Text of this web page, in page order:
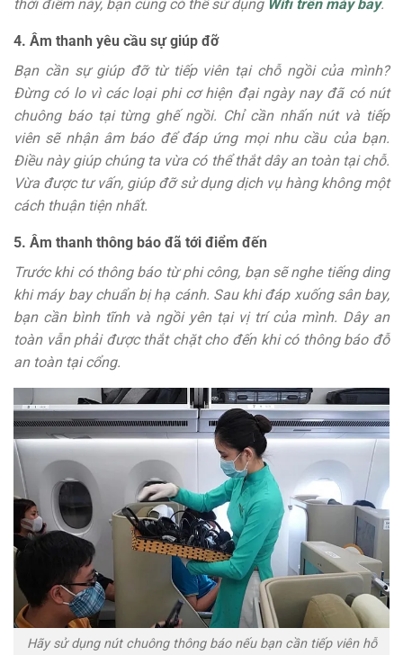
thời điểm này, bạn cũng có thể sử dụng Wifi trên máy bay.
4. Âm thanh yêu cầu sự giúp đỡ
Bạn cần sự giúp đỡ từ tiếp viên tại chỗ ngồi của mình?
Đừng có lo vì các loại phi cơ hiện đại ngày nay đã có nút
chuông báo tại từng ghế ngồi. Chỉ cần nhấn nút và tiếp
viên sẽ nhận âm báo để đáp ứng mọi nhu cầu của bạn.
Điều này giúp chúng ta vừa có thể thắt dây an toàn tại chỗ.
Vừa được tư vấn, giúp đỡ sử dụng dịch vụ hàng không một
cách thuận tiện nhất.
5. Âm thanh thông báo đã tới điểm đến
Trước khi có thông báo từ phi công, bạn sẽ nghe tiếng ding
khi máy bay chuẩn bị hạ cánh. Sau khi đáp xuống sân bay,
bạn cần bình tĩnh và ngồi yên tại vị trí của mình. Dây an
toàn vẫn phải được thắt chặt cho đến khi có thông báo đỗ
an toàn tại cổng.
Hãy sử dụng nút chuông thông báo nếu bạn cần tiếp viên hỗ